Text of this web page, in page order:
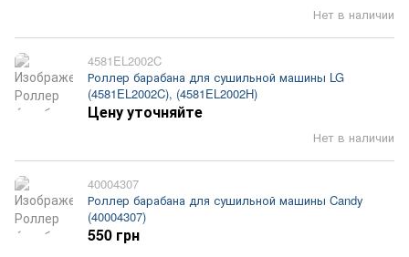
Нет в наличии
4581EL2002C
Роллер барабана для сушильной машины LG
(4581EL2002C), (4581EL2002H)
Нет в наличии
Цену уточняйте
40004307
Роллер барабана для сушильной машины Candy
(40004307)
550 грн